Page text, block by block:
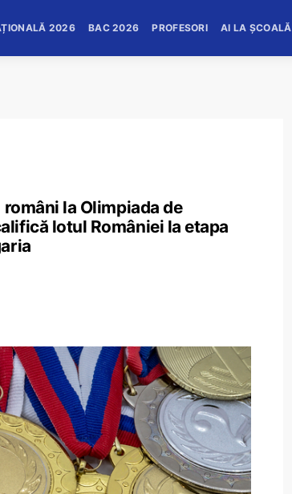
2026 BAC 2026 PROFESORI AI LA ȘCOALĂ
la Olimpiada de
lotul României la etapa